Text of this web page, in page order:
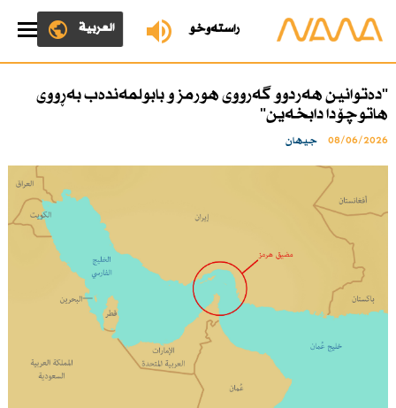
ڕاستەوخۆ العربية
"دەتوانین هەردوو گەرووی هورمز و بابولمەندەب بەڕووی
هاتوچۆدا دابخەین"
08/06/2026 جیهان